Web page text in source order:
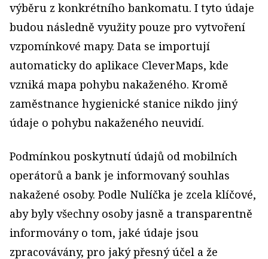
výběru z konkrétního bankomatu. I tyto údaje
budou následně využity pouze pro vytvoření
vzpomínkové mapy. Data se importují
automaticky do aplikace CleverMaps, kde
vzniká mapa pohybu nakaženého. Kromě
zaměstnance hygienické stanice nikdo jiný
údaje o pohybu nakaženého neuvidí.
Podmínkou poskytnutí údajů od mobilních
operátorů a bank je informovaný souhlas
nakažené osoby. Podle Nulíčka je zcela klíčové,
aby byly všechny osoby jasně a transparentně
informovány o tom, jaké údaje jsou
zpracovávány, pro jaký přesný účel a že